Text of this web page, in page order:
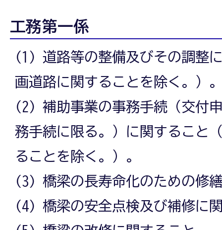
工務第一係
(1) 道路等の整備及びその調整
画道路に関することを除く。）
(2) 補助事業の事務手続（交付
務手続に限る。）に関すること
ることを除く。）。
(3) 橋梁の長寿命化のための修
(4) 橋梁の安全点検及び補修に